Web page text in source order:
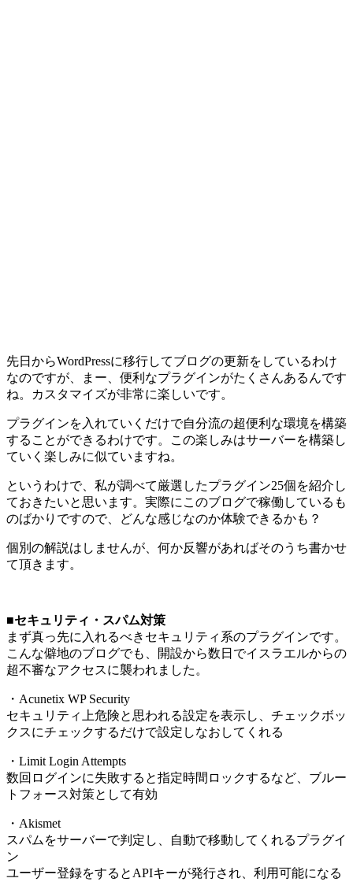
先日からWordPressに移行してブログの更新をしているわけ
なのですが、まー、便利なプラグインがたくさんあるんです
ね。カスタマイズが非常に楽しいです。
プラグインを入れていくだけで自分流の超便利な環境を構築
することができるわけです。この楽しみはサーバーを構築し
ていく楽しみに似ていますね。
というわけで、私が調べて厳選したプラグイン25個を紹介し
ておきたいと思います。実際にこのブログで稼働しているも
のばかりですので、どんな感じなのか体験できるかも？
個別の解説はしませんが、何か反響があればそのうち書かせ
て頂きます。
■セキュリティ・スパム対策
まず真っ先に入れるべきセキュリティ系のプラグインです。
こんな僻地のブログでも、開設から数日でイスラエルからの
超不審なアクセスに襲われました。
・Acunetix WP Security
セキュリティ上危険と思われる設定を表示し、チェックボッ
クスにチェックするだけで設定しなおしてくれる
・Limit Login Attempts
数回ログインに失敗すると指定時間ロックするなど、ブルー
トフォース対策として有効
・Akismet
スパムをサーバーで判定し、自動で移動してくれるプラグイ
ン
ユーザー登録をするとAPIキーが発行され、利用可能になる